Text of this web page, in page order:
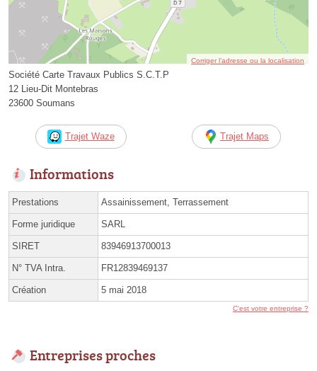
Corriger l’adresse ou la localisation
Société Carte Travaux Publics S.C.T.P
12 Lieu-Dit Montebras
23600 Soumans
Trajet Waze Trajet Maps
Informations
Prestations Assainissement, Terrassement
Forme juridique SARL
SIRET 83946913700013
N° TVA Intra. FR12839469137
Création 5 mai 2018
C'est votre entreprise ?
Entreprises proches